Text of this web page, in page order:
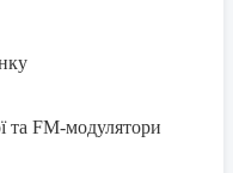
та FM-модулятори